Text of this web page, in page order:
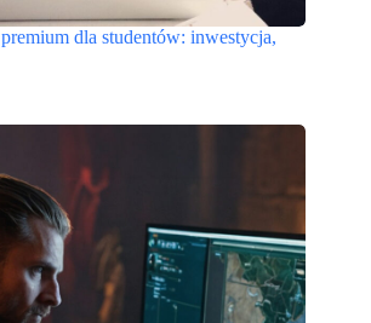
dla studentów: inwestycja,